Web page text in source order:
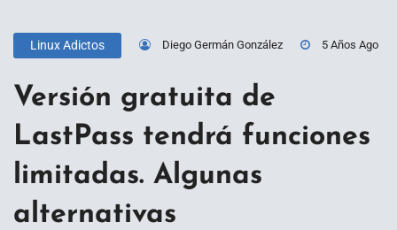
Linux Adictos Diego Germán González 5 Años Ago
Versión gratuita de
LastPass tendrá funciones
limitadas. Algunas
alternativas